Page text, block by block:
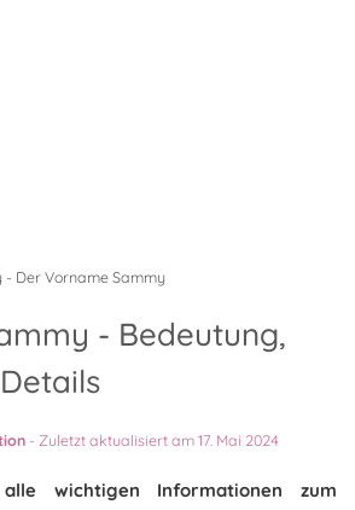
Der Vorname Sammy
- Bedeutung,
- Zuletzt aktualisiert am 17. Mai 2024
wichtigen Informationen zum